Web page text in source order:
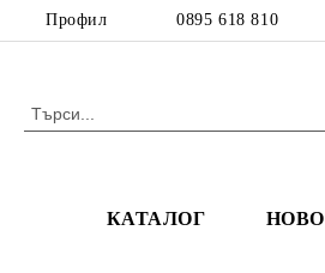
Профил 0895 618 810
КАТАЛОГ НОВО